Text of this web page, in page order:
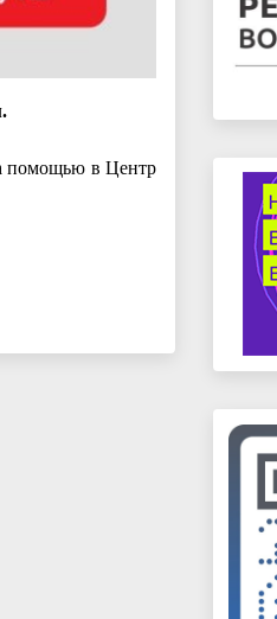
помощью в Центр